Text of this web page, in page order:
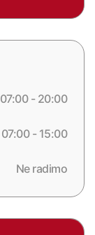
07:00 - 20:00
07:00 - 15:00
Ne radimo